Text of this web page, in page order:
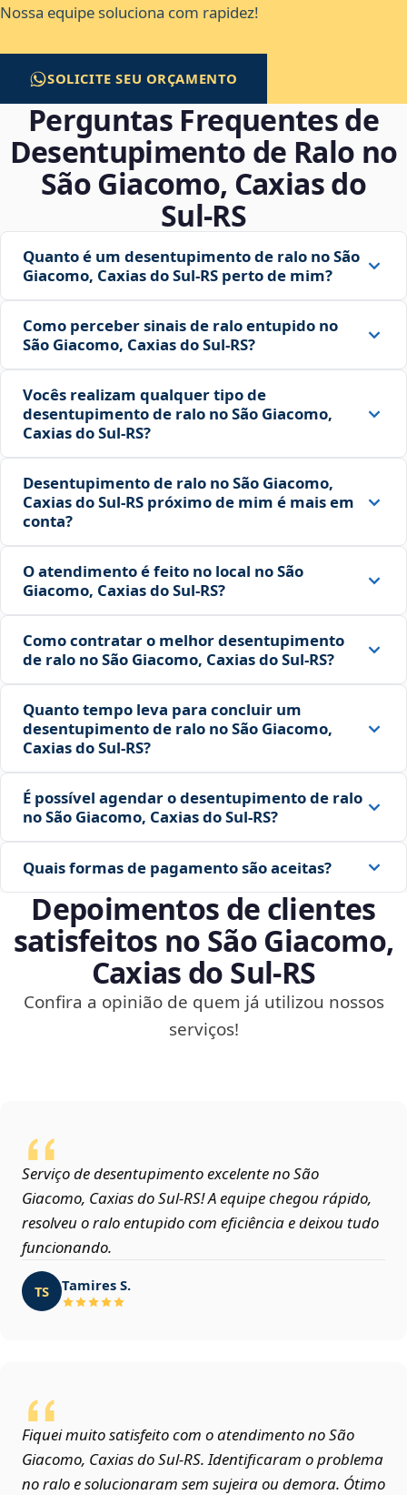
Nossa equipe soluciona com rapidez!
SOLICITE SEU ORÇAMENTO
Perguntas Frequentes de
Desentupimento de Ralo no
São Giacomo, Caxias do
Sul‑RS
Quanto é um desentupimento de ralo no São
Giacomo, Caxias do Sul‑RS perto de mim?
Como perceber sinais de ralo entupido no
São Giacomo, Caxias do Sul‑RS?
Vocês realizam qualquer tipo de
desentupimento de ralo no São Giacomo,
Caxias do Sul‑RS?
Desentupimento de ralo no São Giacomo,
Caxias do Sul‑RS próximo de mim é mais em
conta?
O atendimento é feito no local no São
Giacomo, Caxias do Sul‑RS?
Como contratar o melhor desentupimento
de ralo no São Giacomo, Caxias do Sul‑RS?
Quanto tempo leva para concluir um
desentupimento de ralo no São Giacomo,
Caxias do Sul‑RS?
É possível agendar o desentupimento de ralo
no São Giacomo, Caxias do Sul‑RS?
Quais formas de pagamento são aceitas?
Depoimentos de clientes
satisfeitos no São Giacomo,
Caxias do Sul‑RS
Confira a opinião de quem já utilizou nossos
serviços!
Serviço de desentupimento excelente no São
Giacomo, Caxias do Sul‑RS! A equipe chegou rápido,
resolveu o ralo entupido com eficiência e deixou tudo
funcionando.
TS Tamires S.
Fiquei muito satisfeito com o atendimento no São
Giacomo, Caxias do Sul‑RS. Identificaram o problema
no ralo e solucionaram sem sujeira ou demora. Ótimo